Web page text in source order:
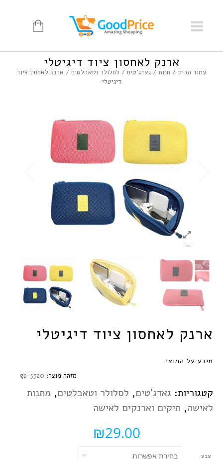
ארנק לאחסון ציוד דיגיטלי
עמוד הבית / חנות / גאדג'טים / לסלולר וטאבלטים / ארנק לאחסון ציוד
דיגיטלי
ארנק לאחסון ציוד דיגיטלי
מידע על המוצר
מזהה מוצר: gp-5320
קטגוריות: גאדג'טים, לסלולר וטאבלטים, מתנות
לאישה, תיקים וארנקים לאישה
₪29.00
צבע